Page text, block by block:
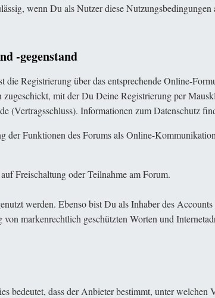
wenn Du als Nutzer diese Nutzungsbedingungen
-gegenstand
die Registrierung über das entsprechende Online-
mit der Du Deine Registrierung per
(Vertragsschluss). Informationen zum Datenschutz
der Funktionen des Forums als Online-
Freischaltung oder Teilnahme am Forum.
werden. Ebenso bist Du als Inhaber des
markenrechtlich geschützten Worten und
bedeutet, dass der Anbieter bestimmt, unter